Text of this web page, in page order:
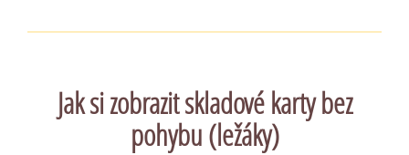
Jak si zobrazit skladové karty bez
pohybu (ležáky)